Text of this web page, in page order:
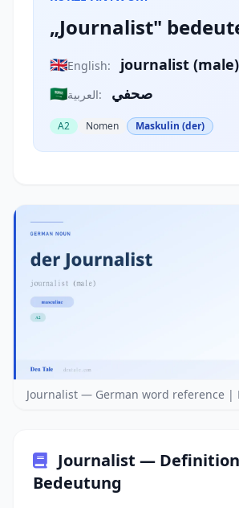
„Journalist"
🇬🇧English:
journalist (male)
🇸🇦
العربية: صحفي
A2 Nomen Maskulin (der)
Journalist — German word reference |
Journalist —
Bedeutung